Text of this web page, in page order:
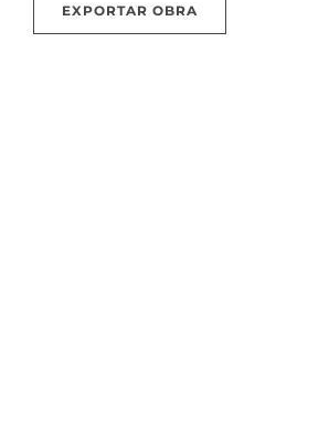
EXPORTAR OBRA